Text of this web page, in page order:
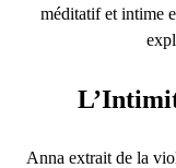
méditatif et intime
Anna extrait de la